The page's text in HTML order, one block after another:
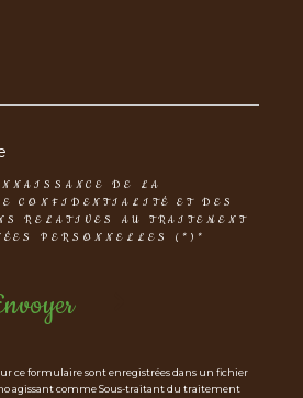
DE LA
CONFIDENTIALITÉ ET DES
RELATIVES AU TRAITEMENT
PERSONNELLES (*)*
ce formulaire sont enregistrées dans un fichier
agissant comme Sous-traitant du traitement